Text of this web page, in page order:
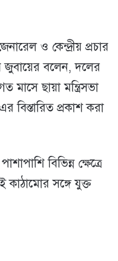
ও কেন্দ্রীয় প্রচার
জুবায়ের বলেন, দলের
মাসে ছায়া মন্ত্রিসভা
বিস্তারিত প্রকাশ করা
বিভিন্ন ক্ষেত্রে
কাঠামোর সঙ্গে যুক্ত